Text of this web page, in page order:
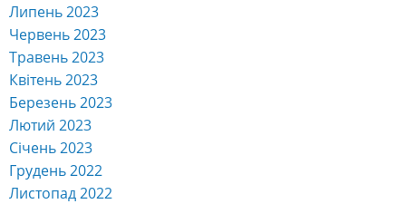
Липень 2023
Червень 2023
Травень 2023
Квітень 2023
Березень 2023
Лютий 2023
Січень 2023
Грудень 2022
Листопад 2022